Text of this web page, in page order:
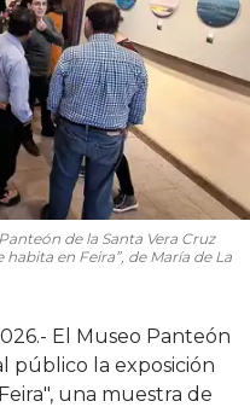
de la Santa Vera Cruz
en Feira”, de María de La
El Museo Panteón
público la exposición
una muestra de